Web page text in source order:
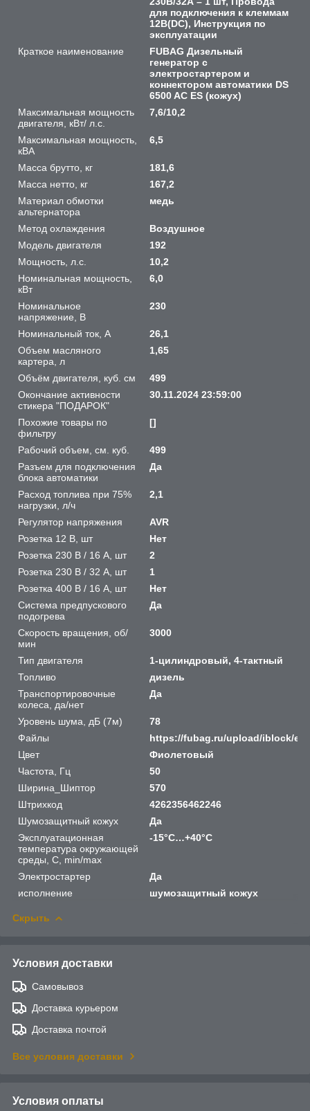
для подключения к клеммам
12В(DC), Инструкция по
эксплуатации
Краткое наименование
FUBAG Дизельный
генератор с
электростартером и
коннектором автоматики DS
6500 AC ES (кожух)
Максимальная мощность
двигателя, кВт/ л.с.
7,6/10,2
Максимальная мощность,
кВА
6,5
Масса брутто, кг
181,6
Масса нетто, кг
167,2
Материал обмотки
альтернатора
медь
Метод охлаждения
Воздушное
Модель двигателя
192
Мощность, л.с.
10,2
Номинальная мощность,
кВт
6,0
Номинальное
напряжение, В
230
Номинальный ток, A
26,1
Объем масляного
картера, л
1,65
Объём двигателя, куб. см
499
Окончание активности
стикера "ПОДАРОК"
30.11.2024 23:59:00
Похожие товары по
фильтру
[]
Рабочий объем, см. куб.
499
Разъем для подключения
блока автоматики
Да
Расход топлива при 75%
нагрузки, л/ч
2,1
Регулятор напряжения
AVR
Розетка 12 В, шт
Нет
Розетка 230 В / 16 А, шт
2
Розетка 230 В / 32 А, шт
1
Розетка 400 В / 16 А, шт
Нет
Система предпускового
подогрева
Да
Скорость вращения, об/
мин
3000
Тип двигателя
1-цилиндровый, 4-тактный
Топливо
дизель
Транспортировочные
колеса, да/нет
Да
Уровень шума, дБ (7м)
78
Файлы
https://fubag.ru/upload/iblock/
Цвет
Фиолетовый
Частота, Гц
50
Ширина_Шиптор
570
Штрихкод
4262356462246
Шумозащитный кожух
Да
Эксплуатационная
температура окружающей
среды, С, min/max
-15°С…+40°С
Электростартер
Да
исполнение
шумозащитный кожух
Скрыть
Условия доставки
Самовывоз
Доставка курьером
Доставка почтой
Все условия доставки
Условия оплаты